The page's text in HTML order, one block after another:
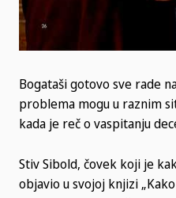
Bogataši gotovo sve rade
problema mogu u raznim
kada je reč o vaspitanju
Stiv Sibold, čovek koji je
objavio u svojoj knjizi